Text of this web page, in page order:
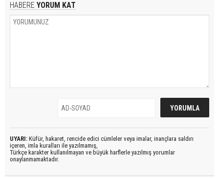
HABERE YORUM KAT
UYARI: Küfür, hakaret, rencide edici cümleler veya imalar, inançlara saldırı
içeren, imla kuralları ile yazılmamış,
Türkçe karakter kullanılmayan ve büyük harflerle yazılmış yorumlar
onaylanmamaktadır.